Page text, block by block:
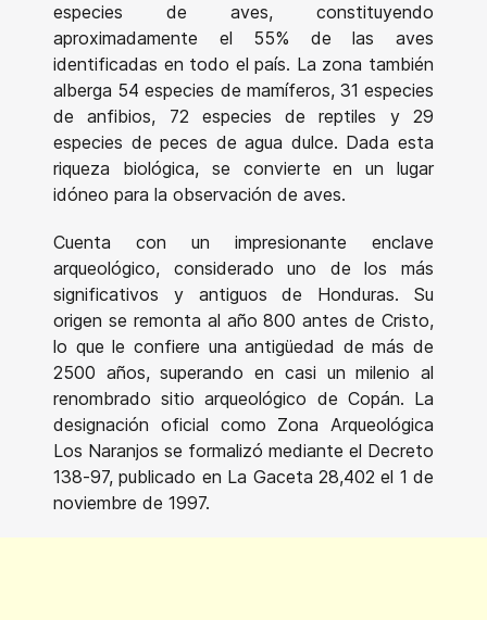
especies de aves, constituyendo
aproximadamente el 55% de las aves
identificadas en todo el país. La zona también
alberga 54 especies de mamíferos, 31 especies
de anfibios, 72 especies de reptiles y 29
especies de peces de agua dulce. Dada esta
riqueza biológica, se convierte en un lugar
idóneo para la observación de aves.
Cuenta con un impresionante enclave
arqueológico, considerado uno de los más
significativos y antiguos de Honduras. Su
origen se remonta al año 800 antes de Cristo,
lo que le confiere una antigüedad de más de
2500 años, superando en casi un milenio al
renombrado sitio arqueológico de Copán. La
designación oficial como Zona Arqueológica
Los Naranjos se formalizó mediante el Decreto
138-97, publicado en La Gaceta 28,402 el 1 de
noviembre de 1997.